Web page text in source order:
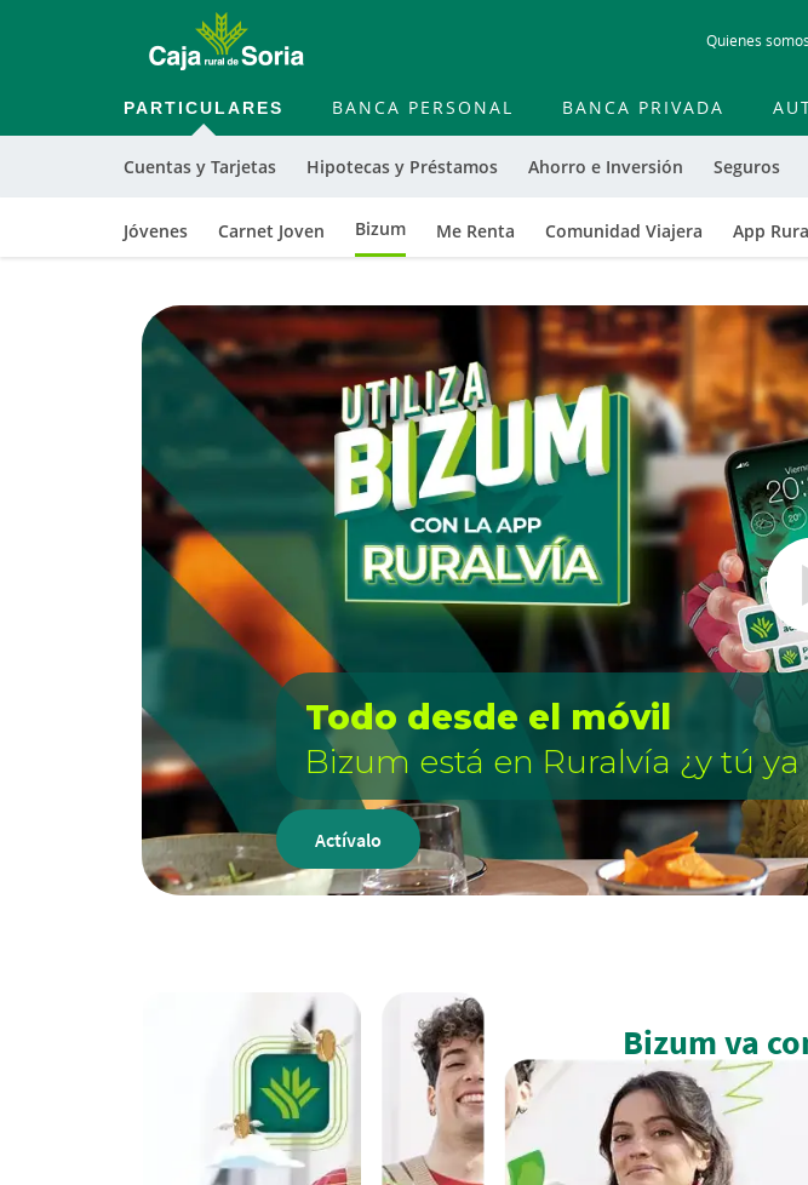
Quienes somos
PARTICULARES
Cuentas y Tarjetas Hipotecas y Préstamos Ahorro e Inversión Seguros
Jóvenes Carnet Joven Bizum Me Renta Comunidad Viajera App
BANCA PERSONAL BANCA PRIVADA
Todo desde el móvil
Bizum está en Ruralvía ¿y tú ya
Actívalo
Bizum va